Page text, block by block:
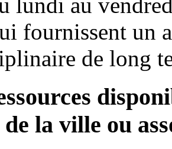
fournissent un
de long
de la ville ou